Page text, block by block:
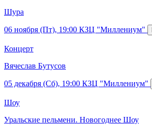
Шура
06 ноября (Пт), 19:00 КЗЦ "Миллениум"
Концерт
Вячеслав Бутусов
05 декабря (Сб), 19:00 КЗЦ "Миллениум"
Шоу
Уральские пельмени. Новогоднее Шоу